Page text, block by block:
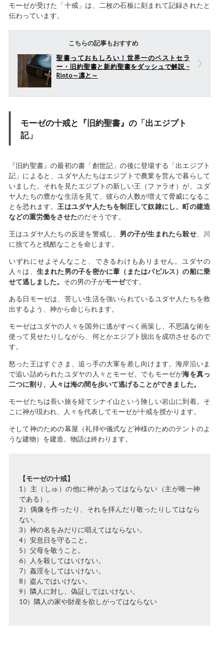
モーゼが受けた「十戒」は、二枚の石板に刻まれて記録されたと
伝わっています。
こちらの記事もおすすめ
聖書っておもしろい！世界一のベストセラ
ー・旧約聖書と新約聖書をダッシュで解説 –
Rinto～凛と～
モーゼの十戒と『旧約聖書』の「出エジプト
記」
『旧約聖書』の最初の書「創世記」の後に登場する「出エジプト
記」によると、ユダヤ人たちはエジプトで農業を営んで暮らして
いました。それを見たエジプトの新しい王（ファラオ）が、ユダ
ヤ人たちの豊かな生活を見て、彼らの人数が増えて脅威になるこ
とを恐れます。 王はユダヤ人たちを制圧して奴隷にし、町の建造
などの重労働をさせたのだそうです。
王はユダヤ人たちの反逆を警戒し、 男の子が生まれたら殺せ、川
に捨てろと残酷なことを命じます。
いずれにせよそんなこと、できるわけもありません。ユダヤの
人々は、 生まれた男の子を密かに葦（またはパピルス）の船に乗
せて逃しました。 その男の子がモーゼです。
ある日モーゼは、苦しい生活を強いられているユダヤ人たちを救
出するよう、神から命じられます。
モーゼはユダヤの人々を国外に逃がすべく画策し、不思議な術を
使って見せたりしながら、何とかエジプト脱出を成功させるので
す。
怒った王はすぐさま、追っ手の大軍を差し向けます。海岸沿いま
で追い詰められたユダヤの人々とモーゼ。でもモーゼが海を真っ
二つに割り、人々は海の間を歩いて逃げることができました。
モーゼたちは長い旅を経てシナイ山という険しい岩山に到着。そ
こに神が現われ、人々を代表してモーゼが十戒を授かります。
そして神のための幕屋（礼拝や儀式など神様のためのテントのよ
うな建物）を建造。物語は終わります。
【モーゼの十戒】
1）主（しゅ）の他に神があってはならない（主が唯一神
である）。
2）偶像を作ったり、それを拝んだり敬ったりしてはなら
ない。
3）神の名をみだりに唱えてはならない。
4）安息日を守ること。
5）父母を敬うこと。
6）人を殺してはいけない。
7）姦淫をしてはいけない。
8）盗んではいけない。
9）隣人に対し、偽証してはいけない。
10）隣人の家や財産を欲しがってはならない